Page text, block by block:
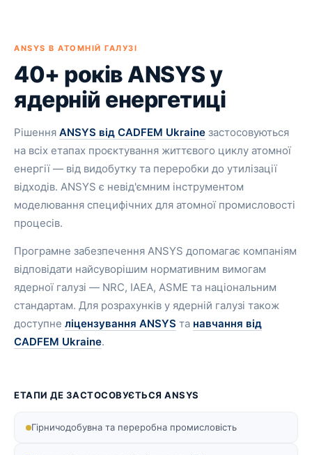
ANSYS В АТОМНІЙ ГАЛУЗІ
40+ років ANSYS у
ядерній енергетиці
Рішення ANSYS від CADFEM Ukraine застосовуються
на всіх етапах проєктування життєвого циклу атомної
енергії — від видобутку та переробки до утилізації
відходів. ANSYS є невід'ємним інструментом
моделювання специфічних для атомної промисловості
процесів.
Програмне забезпечення ANSYS допомагає компаніям
відповідати найсуворішим нормативним вимогам
ядерної галузі — NRC, IAEA, ASME та національним
стандартам. Для розрахунків у ядерній галузі також
доступне ліцензування ANSYS та навчання від
CADFEM Ukraine.
ЕТАПИ ДЕ ЗАСТОСОВУЄТЬСЯ ANSYS
Гірничодобувна та переробна промисловість